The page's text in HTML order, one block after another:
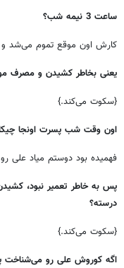
ساعت 3 نیمه شب؟
کارش اون موقع تموم می‌شد
یعنی بخاطر کشیدن و مصرف
{سکوت می‌کند.}
اون وقت شب پسرت اونجا
فهمیده بود دوستم میاد علی
پس به خاطر تعمیر نبود،
درسته؟
{سکوت می‌کند.}
اگه کوروش علی رو می‌شناخت